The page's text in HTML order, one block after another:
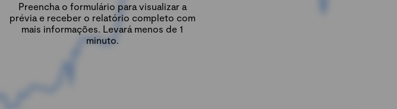
Preencha o formulário para visualizar a
prévia e receber o relatório completo com
mais informações. Levará menos de 1
minuto.